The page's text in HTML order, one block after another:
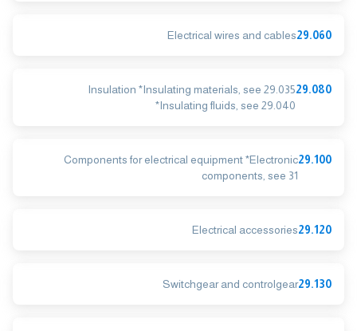
29.060
Electrical wires and cables
29.080
Insulation *Insulating materials, see 29.035
*Insulating fluids, see 29.040
29.100
Components for electrical equipment *Electronic
components, see 31
29.120
Electrical accessories
29.130
Switchgear and controlgear